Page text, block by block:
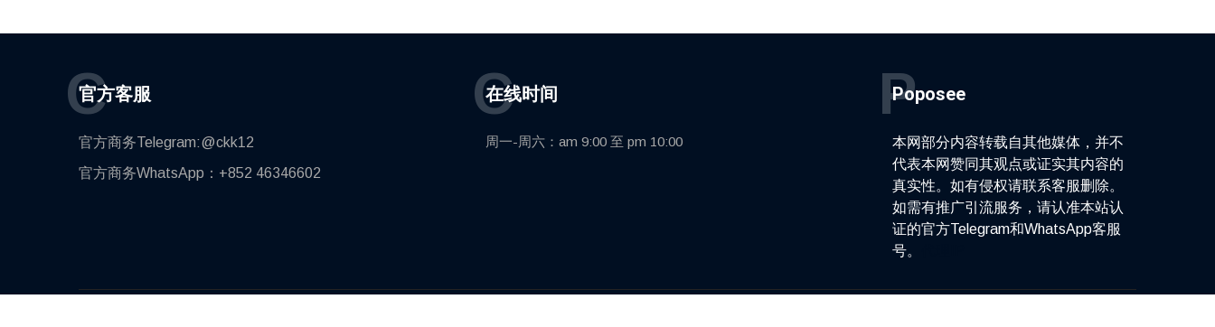
官方客服
C
官方商务Telegram:@ckk12
官方商务WhatsApp：+852 46346602
在线时间
C
周一-周六：am 9:00 至 pm 10:00
Poposee
P
本网部分内容转载自其他媒体，并不
代表本网赞同其观点或证实其内容的
真实性。如有侵权请联系客服删除。
如需有推广引流服务，请认准本站认
证的官方Telegram和WhatsApp客服
号。